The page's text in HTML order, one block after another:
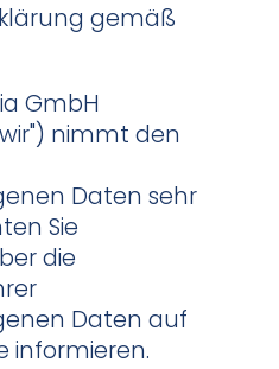
gemäß
GmbH
nimmt den
Daten sehr
Sie
die
Daten auf
informieren.